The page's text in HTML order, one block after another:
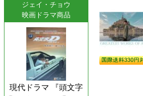
ジェイ・チョウ
映画ドラマ商品
現代ドラマ 『頭文字